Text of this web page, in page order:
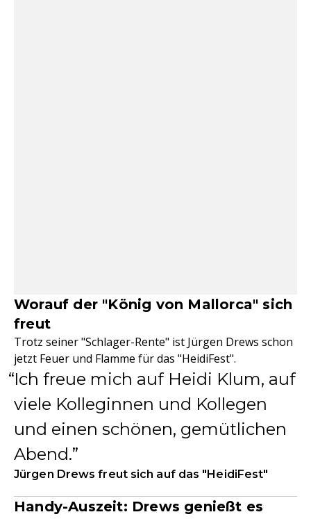
Worauf der "König von Mallorca" sich
freut
Trotz seiner "Schlager-Rente" ist Jürgen Drews schon
jetzt Feuer und Flamme für das "HeidiFest".
Ich freue mich auf Heidi Klum, auf
viele Kolleginnen und Kollegen
und einen schönen, gemütlichen
Abend.
Jürgen Drews freut sich auf das "HeidiFest"
Handy-Auszeit: Drews genießt es